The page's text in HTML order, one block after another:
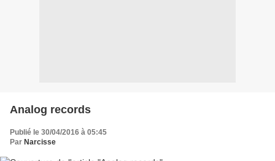
Analog records
Publié le 30/04/2016 à 05:45
Par Narcisse